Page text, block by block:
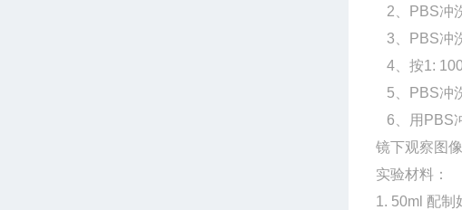
2、PBS冲
3、PBS冲
4、按1:
5、PBS冲
6、用PBS
镜下观察图像
实验材料：
1. 50ml 配制